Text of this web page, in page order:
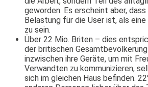
geworden. Es erscheint aber,
Belastung für die User ist, als
zu sein.
Über 22 Mio. Briten – dies
der britischen
inzwischen ihre Geräte, um mit
Verwandten zu kommunizieren,
sich im gleichen Haus befinden.